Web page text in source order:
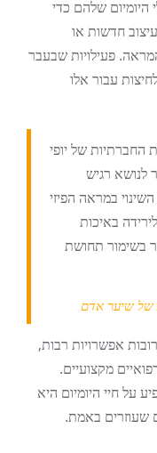
שלהם כדי
חדשות או
פעילויות שבעבר
עבור אלו
של יופי
לנושא רגיש
במראה הפיזי
באיכות
בשימור תחושת
של שיער אדם
אפשרויות רבות,
מקצועיים.
על חיי היומיום היא
שעוזרים באמת.